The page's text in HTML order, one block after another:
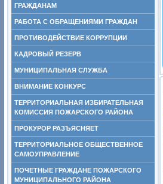
ГРАЖДАНАМ
РАБОТА С ОБРАЩЕНИЯМИ ГРАЖДАН
ПРОТИВОДЕЙСТВИЕ КОРРУПЦИИ
КАДРОВЫЙ РЕЗЕРВ
МУНИЦИПАЛЬНАЯ СЛУЖБА
ВНИМАНИЕ КОНКУРС
ТЕРРИТОРИАЛЬНАЯ ИЗБИРАТЕЛЬНАЯ
КОМИССИЯ ПОЖАРСКОГО РАЙОНА
ПРОКУРОР РАЗЪЯСНЯЕТ
ТЕРРИТОРИАЛЬНОЕ ОБЩЕСТВЕННОЕ
САМОУПРАВЛЕНИЕ
ПОЧЕТНЫЕ ГРАЖДАНЕ ПОЖАРСКОГО
МУНИЦИПАЛЬНОГО РАЙОНА